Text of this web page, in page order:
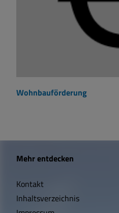
Wohnbauförderung
W
c
Mehr entdecken
Kontakt
Inhaltsverzeichnis